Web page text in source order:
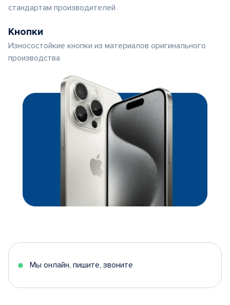
стандартам производителей
Кнопки
Износостойкие кнопки из материалов оригинального
производства
Мы онлайн, пишите, звоните